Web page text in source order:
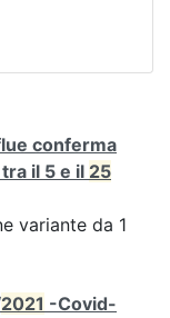
conferma
il 5 e il 25
variante da 1
2021 -Covid-